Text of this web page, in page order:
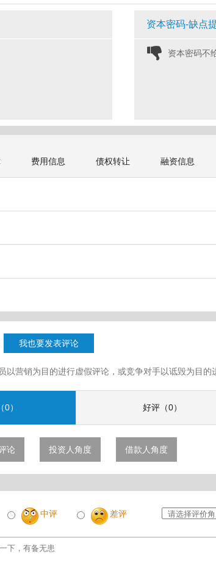
资本密码-缺点
资本密码不
费用信息 债权转让 融资信息
我也要发表评论
以营销为目的进行虚假评论，或竞争对手以诋毁为目的
） 好评（0）
论 投资人角度 借款人角度
中评 差评